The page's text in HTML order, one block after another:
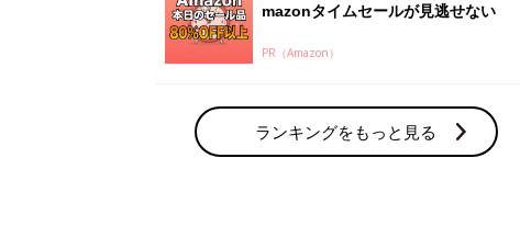
mazonタイムセールが見逃せない
PR（Amazon）
ランキングをもっと見る